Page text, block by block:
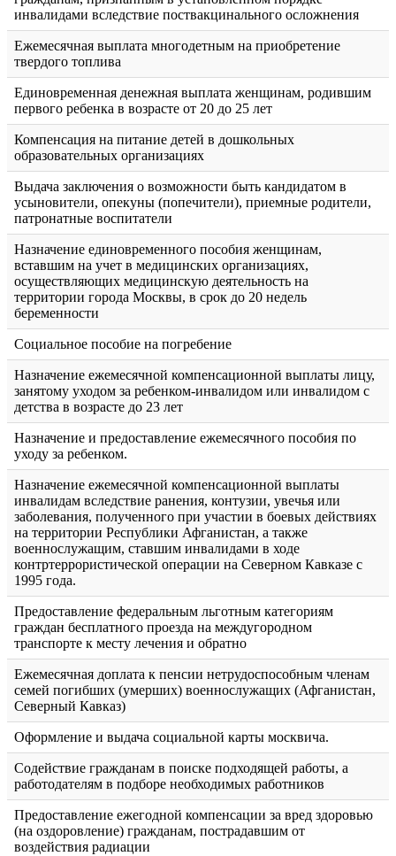
инвалидами вследствие поствакцинального осложнения
Ежемесячная выплата многодетным на приобретение
твердого топлива
Единовременная денежная выплата женщинам, родившим
первого ребенка в возрасте от 20 до 25 лет
Компенсация на питание детей в дошкольных
образовательных организациях
Выдача заключения о возможности быть кандидатом в
усыновители, опекуны (попечители), приемные родители,
патронатные воспитатели
Назначение единовременного пособия женщинам,
вставшим на учет в медицинских организациях,
осуществляющих медицинскую деятельность на
территории города Москвы, в срок до 20 недель
беременности
Социальное пособие на погребение
Назначение ежемесячной компенсационной выплаты лицу,
занятому уходом за ребенком-инвалидом или инвалидом с
детства в возрасте до 23 лет
Назначение и предоставление ежемесячного пособия по
уходу за ребенком.
Назначение ежемесячной компенсационной выплаты
инвалидам вследствие ранения, контузии, увечья или
заболевания, полученного при участии в боевых действиях
на территории Республики Афганистан, а также
военнослужащим, ставшим инвалидами в ходе
контртеррористической операции на Северном Кавказе с
1995 года.
Предоставление федеральным льготным категориям
граждан бесплатного проезда на междугородном
транспорте к месту лечения и обратно
Ежемесячная доплата к пенсии нетрудоспособным членам
семей погибших (умерших) военнослужащих (Афганистан,
Северный Кавказ)
Оформление и выдача социальной карты москвича.
Содействие гражданам в поиске подходящей работы, а
работодателям в подборе необходимых работников
Предоставление ежегодной компенсации за вред здоровью
(на оздоровление) гражданам, пострадавшим от
воздействия радиации